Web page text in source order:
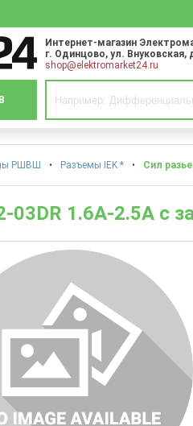
Интернет-магазин
г. Одинцово, ул. Внуковская,
shop@elektromarket24.ru
РШВШ • Разъемы IEK * • Сил
03DR 1.6A-2.5A с